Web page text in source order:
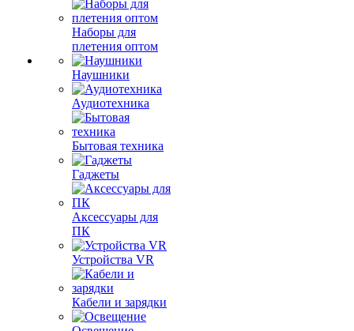
Наборы для
плетения оптом
Наушники
Аудиотехника
Бытовая техника
Гаджеты
Аксессуары для
ПК
Устройства VR
Кабели и зарядки